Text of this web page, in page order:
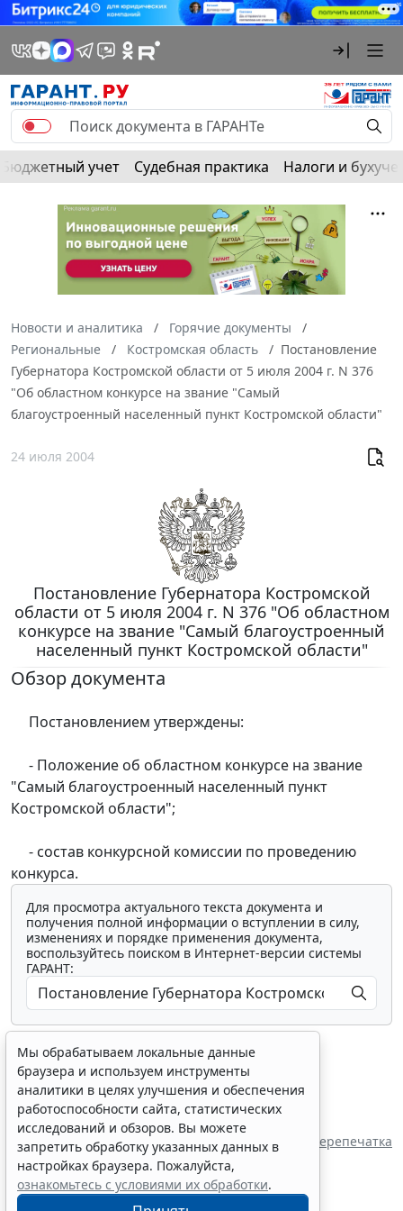
Бюджетный учет Судебная практика Налоги и
Новости и аналитика
Горячие документы
Региональные
Костромская область
Постановление
Губернатора Костромской области от 5 июля 2004 г. N 376
"Об областном конкурсе на звание "Самый
благоустроенный населенный пункт Костромской области"
24 июля 2004
Постановление Губернатора Костромской
области от 5 июля 2004 г. N 376 "Об областном
конкурсе на звание "Самый благоустроенный
населенный пункт Костромской области"
Обзор документа
Постановлением утверждены:
- Положение об областном конкурсе на звание
"Самый благоустроенный населенный пункт
Костромской области";
- состав конкурсной комиссии по проведению
конкурса.
Для просмотра актуального текста документа и
получения полной информации о вступлении в силу,
изменениях и порядке применения документа,
воспользуйтесь поиском в Интернет-версии системы
ГАРАНТ:
Показать все материалы
Перепечатка
Мы обрабатываем локальные данные
браузера и используем инструменты
аналитики в целях улучшения и обеспечения
работоспособности сайта, статистических
исследований и обзоров. Вы можете
запретить обработку указанных данных в
настройках браузера. Пожалуйста,
ознакомьтесь с условиями их обработки.